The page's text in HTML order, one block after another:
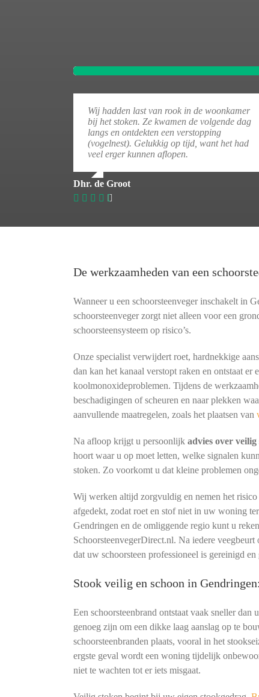
Wij hadden last van rook in de woonkamer
bij het stoken. Ze kwamen de volgende dag
langs en ontdekten een verstopping
(vogelnest). Gelukkig op tijd, want het had
veel erger kunnen aflopen.
Dhr. de Groot
De werkzaamheden van een
Wanneer u een schoorsteenveger inschakelt in
schoorsteenveger zorgt niet alleen voor een
schoorsteensysteem op risico’s.
Onze specialist verwijdert roet, hardnekkige
dan kan het kanaal verstopt raken en ontstaat er
koolmonoxideproblemen. Tijdens de
beschadigingen of scheuren en naar plekken
aanvullende maatregelen, zoals het plaatsen van
Na afloop krijgt u persoonlijk advies over
hoort waar u op moet letten, welke signalen
stoken. Zo voorkomt u dat kleine problemen
Wij werken altijd zorgvuldig en nemen het
afgedekt, zodat roet en stof niet in uw woning
Gendringen en de omliggende regio kunt u
SchoorsteenvegerDirect.nl. Na iedere veegbeurt
dat uw schoorsteen professioneel is gereinigd
Stook veilig en schoon in
Een schoorsteenbrand ontstaat vaak sneller
genoeg zijn om een dikke laag aanslag op te
schoorsteenbranden plaats, vooral in het
ergste geval wordt een woning tijdelijk
niet te wachten tot er iets misgaat.